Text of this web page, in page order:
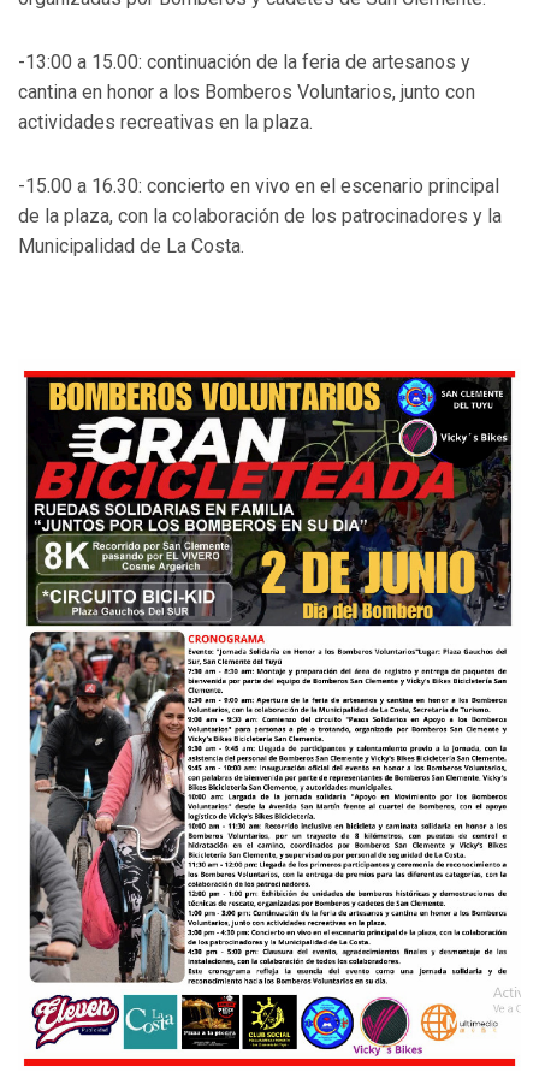
-13:00 a 15.00: continuación de la feria de artesanos y
cantina en honor a los Bomberos Voluntarios, junto con
actividades recreativas en la plaza.
-15.00 a 16.30: concierto en vivo en el escenario principal
de la plaza, con la colaboración de los patrocinadores y la
Municipalidad de La Costa.